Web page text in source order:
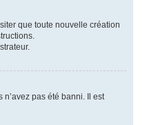
que toute nouvelle création
pas été banni. Il est